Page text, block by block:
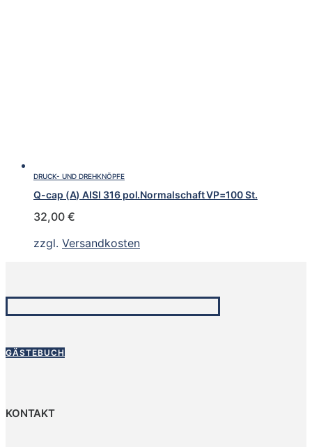
DRUCK- UND DREHKNÖPFE
Q-cap (A) AISI 316 pol.Normalschaft VP=100 St.
32,00 €
zzgl. Versandkosten
GÄSTEBUCH
KONTAKT